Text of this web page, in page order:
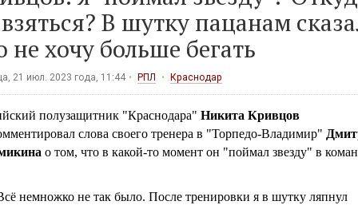
В шутку пацанам
не хочу больше бегать
21 июл. 2023 года, 11:44 РПЛ Краснодар
полузащитник "Краснодара" Никита Кривцов
слова своего тренера в "Торпедо-Владимир"
о том, что в какой-то момент он "поймал звезду" в
немножко не так было. После тренировки я в шутку ляпнул